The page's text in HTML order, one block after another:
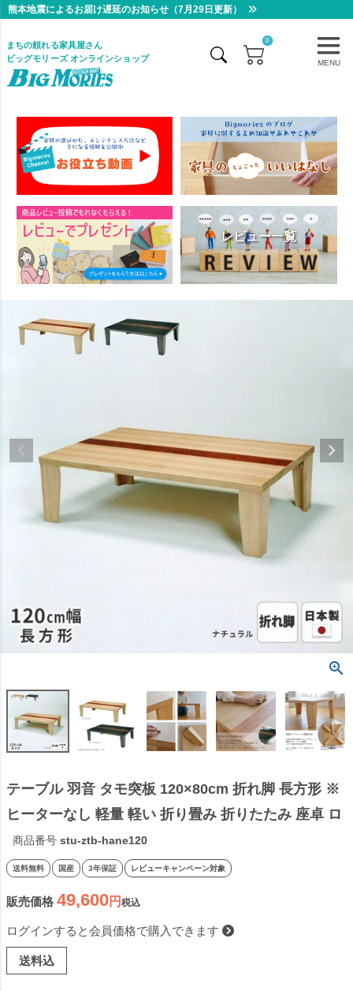
熊本地震によるお届け遅延のお知らせ（7月29日更新）
MENU
まちの頼れる家具屋さん
ビッグモリーズ オンラインショップ
0
レビュー一覧
テーブル 羽音 タモ突板 120×80cm 折れ脚 長方形 ※
ヒーターなし 軽量 軽い 折り畳み 折りたたみ 座卓 ロ
ーテーブル リビングテーブル 和風 和モダン 天然木
木製 日本製 国産【受注】
商品番号 stu-ztb-hane120
送料無料 国産 3年保証 レビューキャンペーン対象
販売価格 49,600 税込
ログインすると会員価格で購入できます
送料込